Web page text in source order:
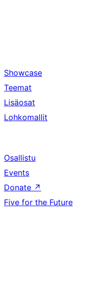
Showcase
Teemat
Lisäosat
Lohkomallit
Osallistu
Events
Donate ↗
Five for the Future